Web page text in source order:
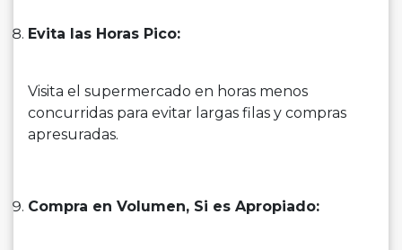
Evita las Horas Pico:
Visita el supermercado en horas menos
concurridas para evitar largas filas y compras
apresuradas.
Compra en Volumen, Si es Apropiado: